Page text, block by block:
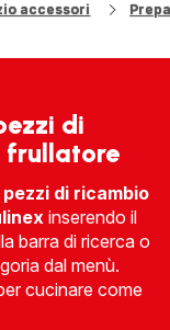
accessori
di
frullatore
pezzi di ricambio
inserendo il
barra di ricerca o
dal menù.
cucinare come